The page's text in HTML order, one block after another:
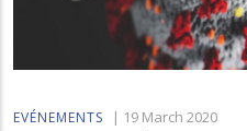
EVÉNEMENTS | 19 March 2020